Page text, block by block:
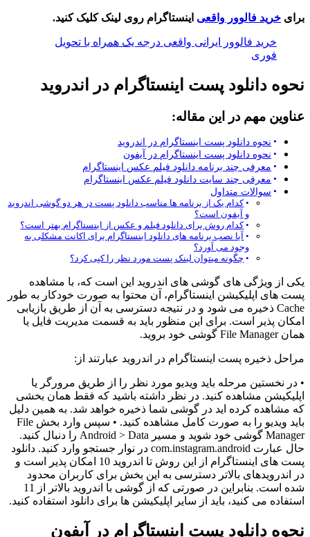
برای خرید فالوور واقعی اینستاگرام روی لینک کلیک کنید.
خرید فالوور ایرانی واقعی درجه یک همراه با تحویل
فوری
نحوه دانلود پست اینستاگرام در اندروید
عناوین مهم در این مقاله:
نحوه دانلود پست اینستاگرام در اندروید
نحوه دانلود پست اینستاگرام در آیفون
معرفی چند برنامه دانلود فیلم عکس اينستاگرام
معرفی چند سایت دانلود فیلم عکس اینستاگرام
سوالات متداول
کدام یک از برنامه ها مناسب دانلود پست در هر دو گوشی اندروید
و آیفون است؟
کدام روش برای دانلود فیلم و عکس از اینستاگرام بهتر است؟
آیا نصب برنامه های دانلود اینستاگرام برای اکانت مشکلی به
وجود می ‌آورد؟
چگونه میتوان لینک پست مورد نظر را کپی کرد؟
یکی از ویژگی های گوشی های اندروید این است که، با مشاهده
پست های اپلیکیشن اینستاگرام، آن محتوا به صورت خودکار به طور
Cache ذخیره می‌ شود و در نتیجه دسترسی به آن از طریق بازیابی
امکان پذیر است. برای این منظور باید به قسمت مدیریت فایل یا
همان File Manager گوشی خود بروید.
مراحل ذخیره پست اینستاگرام در اندروید عبارتند از:
• در نخستین مرحله باید ویدیو مورد نظر را از طریق مرورگر یا
اپلیکیشن مشاهده کنید. در نظر داشته باشید که فقط همان بخشی
که مشاهده کرده ‌اید در گوشی شما ذخیره خواهد شد. به همین دلیل
باید ویدیو را به صورت کامل مشاهده کنید. • سپس وارد بخش File
Manager گوشی خود شوید و مسیر Android > Data را دنبال کنید.
حال عبارت com.instagram.android در نوار جستجو وارد کنید. دانلود
پست های اینستاگرام از این روش تا اندروید 10 امکان پذیر است و
در اندرویدهای بالاتر دسترسی به این بخش برای کاربران محدود
شده است. بنابراین در صورتی که از گوشی با اندروید بالاتر از 11
استفاده می‌ کنید، باید از سایر اپلیکیشن ها برای دانلود استفاده کنید.
نحوه دانلود پست اینستاگرام در آیفون